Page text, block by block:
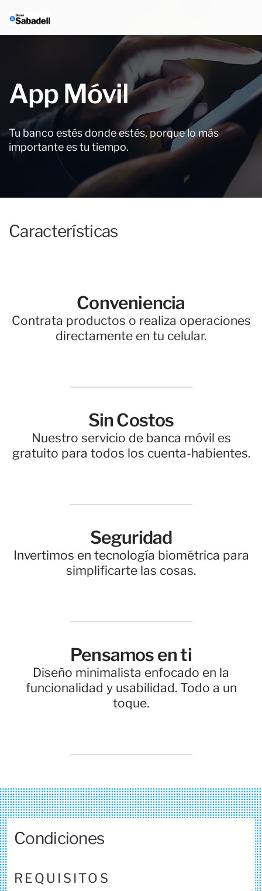
App Móvil
Tu banco estés donde estés, porque lo más
importante es tu tiempo.
Características
Conveniencia
Contrata productos o realiza operaciones
directamente en tu celular.
Sin Costos
Nuestro servicio de banca móvil es
gratuito para todos los cuenta-habientes.
Seguridad
Invertimos en tecnología biométrica para
simplificarte las cosas.
Pensamos en ti
Diseño minimalista enfocado en la
funcionalidad y usabilidad. Todo a un
toque.
Condiciones
REQUISITOS